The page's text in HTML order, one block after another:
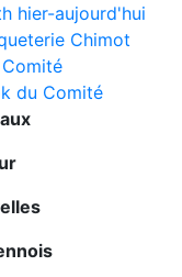
hier-aujourd'hui
Chimot
du Comité